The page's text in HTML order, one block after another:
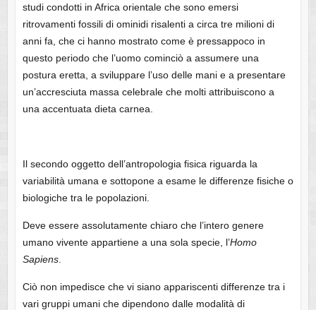
studi condotti in Africa orientale che sono emersi
ritrovamenti fossili di ominidi risalenti a circa tre milioni di
anni fa, che ci hanno mostrato come è pressappoco in
questo periodo che l’uomo cominciò a assumere una
postura eretta, a sviluppare l’uso delle mani e a presentare
un’accresciuta massa celebrale che molti attribuiscono a
una accentuata dieta carnea.
Il secondo oggetto dell’antropologia fisica riguarda la
variabilità umana e sottopone a esame le differenze fisiche o
biologiche tra le popolazioni.
Deve essere assolutamente chiaro che l’intero genere
umano vivente appartiene a una sola specie, l’Homo
Sapiens.
Ciò non impedisce che vi siano appariscenti differenze tra i
vari gruppi umani che dipendono dalle modalità di